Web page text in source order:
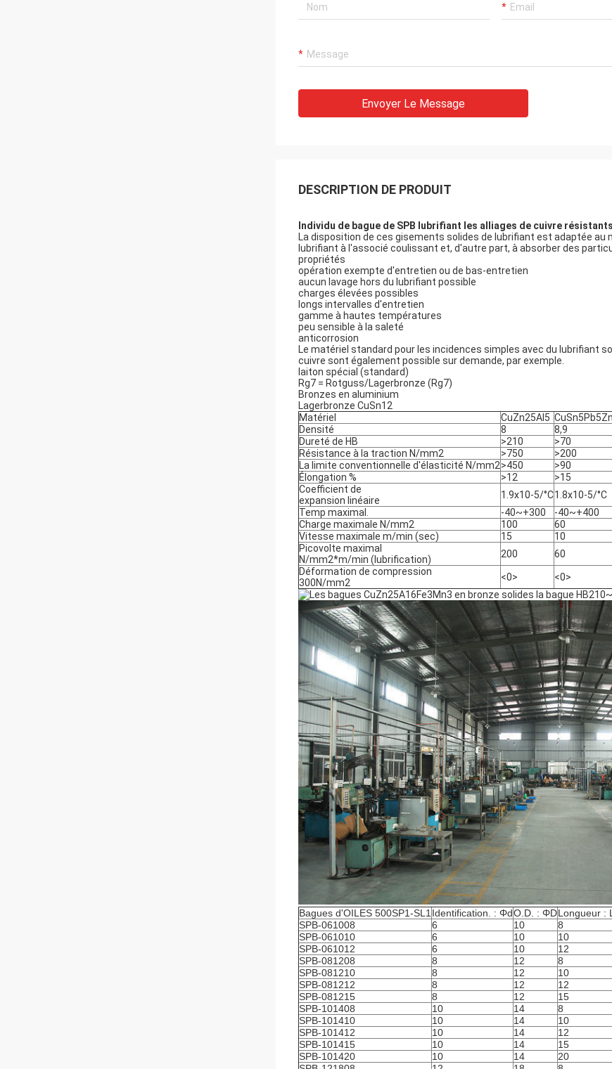
Envoyer Le Message
DESCRIPTION DE PRODUIT
Individu de bague de SPB lubrifiant les alliages de cuivre
La disposition de ces gisements solides de lubrifiant est adaptée
lubrifiant à l'associé coulissant et, d'autre part, à absorber des
propriétés
opération exempte d'entretien ou de bas-entretien
aucun lavage hors du lubrifiant possible
charges élevées possibles
longs intervalles d'entretien
gamme à hautes températures
peu sensible à la saleté
anticorrosion
Le matériel standard pour les incidences simples avec du lubrifiant
cuivre sont également possible sur demande, par exemple.
laiton spécial (standard)
Rg7 = Rotguss/Lagerbronze (Rg7)
Bronzes en aluminium
Lagerbronze CuSn12
Matériel
CuZn25Al5
Densité
8 8,9
Dureté de HB
>210 >70
Résistance à la traction N/mm2
>750 >200
La limite conventionnelle d'élasticité N/mm2>450 >90
Élongation %
>12 >15
Coefficient de
expansion linéaire
1.9x10-5/°C1.8x10-5/°C
Temp maximal.
-40~+300 -40~+400
Charge maximale N/mm2
100 60
Vitesse maximale m/min (sec)
15 10
Picovolte maximal
N/mm2*m/min (lubrification)
200 60
Déformation de compression
300N/mm2
<0> <0>
Bagues d'OILES 500SP1-SL1 Identification. : ΦdO.D. : ΦDLongueur : L
SPB-061008
6 10
8
SPB-061010
6 10
10
SPB-061012
6 10
12
SPB-081208
8 12
8
SPB-081210
8 12
10
SPB-081212
8 12
12
SPB-081215
8 12
15
SPB-101408
10 14
8
SPB-101410
10 14
10
SPB-101412
10 14
12
SPB-101415
10 14
15
SPB-101420
10 14
20